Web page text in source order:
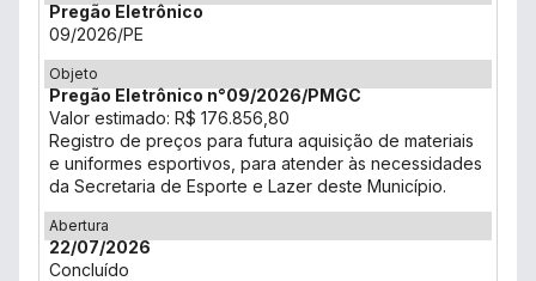
Pregão Eletrônico
09/2026/PE
Objeto
Pregão Eletrônico n°09/2026/PMGC
Valor estimado: R$ 176.856,80
Registro de preços para futura aquisição de materiais
e uniformes esportivos, para atender às necessidades
da Secretaria de Esporte e Lazer deste Município.
Abertura
22/07/2026
Concluído